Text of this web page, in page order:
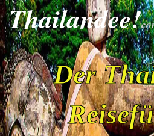
Thailandee!
Der